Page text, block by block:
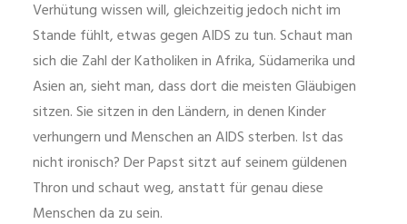
Verhütung wissen will, gleichzeitig jedoch nicht im
Stande fühlt, etwas gegen AIDS zu tun. Schaut man
sich die Zahl der Katholiken in Afrika, Südamerika und
Asien an, sieht man, dass dort die meisten Gläubigen
sitzen. Sie sitzen in den Ländern, in denen Kinder
verhungern und Menschen an AIDS sterben. Ist das
nicht ironisch? Der Papst sitzt auf seinem güldenen
Thron und schaut weg, anstatt für genau diese
Menschen da zu sein.